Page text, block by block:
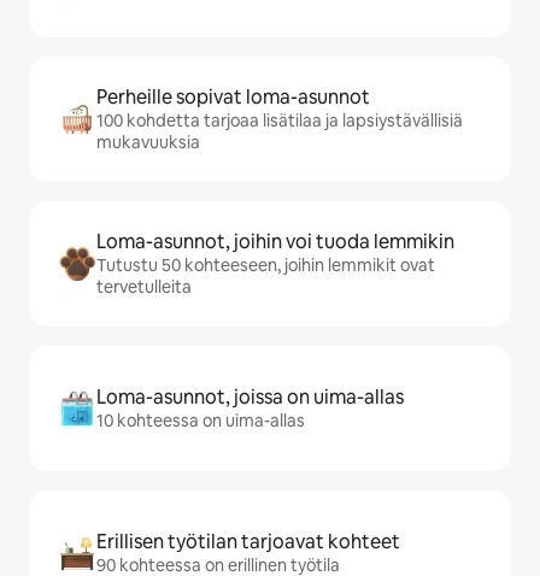
Perheille sopivat loma-asunnot
100 kohdetta tarjoaa lisätilaa ja lapsiystävällisiä
mukavuuksia
Loma-asunnot, joihin voi tuoda lemmikin
Tutustu 50 kohteeseen, joihin lemmikit ovat
tervetulleita
Loma-asunnot, joissa on uima-allas
10 kohteessa on uima-allas
Erillisen työtilan tarjoavat kohteet
90 kohteessa on erillinen työtila